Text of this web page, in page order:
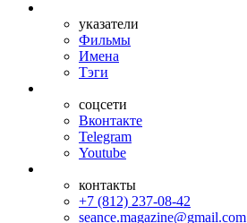
указатели
Фильмы
Имена
Тэги
соцсети
Вконтакте
Telegram
Youtube
контакты
+7 (812) 237-08-42
seance.magazine@gmail.com